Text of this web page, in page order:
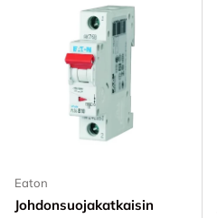
Eaton
Johdonsuojakatkaisin